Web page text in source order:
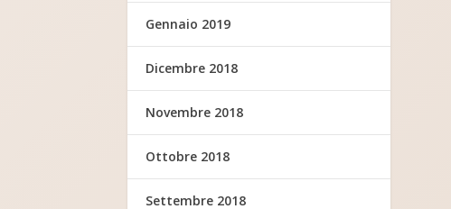
Gennaio 2019
Dicembre 2018
Novembre 2018
Ottobre 2018
Settembre 2018